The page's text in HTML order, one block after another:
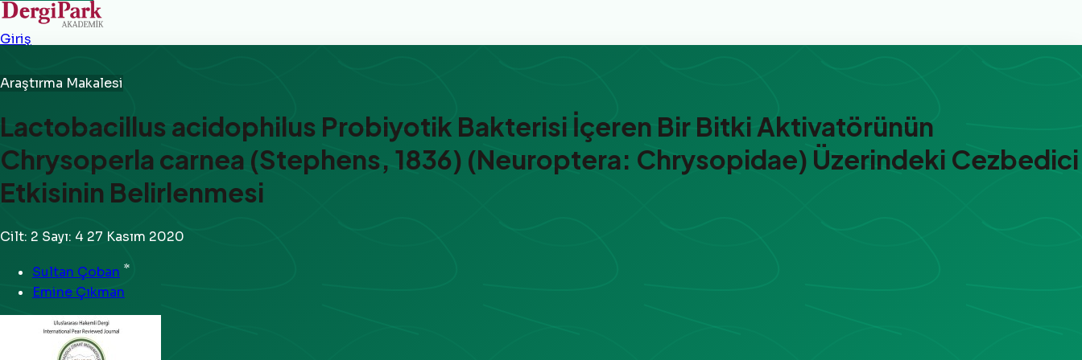
Giriş
Araştırma Makalesi
Lactobacillus acidophilus Probiyotik Bakterisi İçeren Bir Bitki Aktivatörünün
Chrysoperla carnea (Stephens, 1836) (Neuroptera: Chrysopidae) Üzerindeki Cezbedici
Etkisinin Belirlenmesi
Cilt: 2 Sayı: 4 27 Kasım 2020
Sultan Çoban *
Emine Çıkman